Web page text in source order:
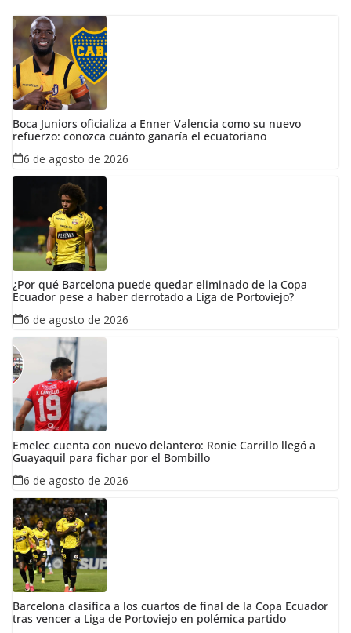
Boca Juniors oficializa a Enner Valencia como su nuevo
refuerzo: conozca cuánto ganaría el ecuatoriano
6 de agosto de 2026
¿Por qué Barcelona puede quedar eliminado de la Copa
Ecuador pese a haber derrotado a Liga de Portoviejo?
6 de agosto de 2026
Emelec cuenta con nuevo delantero: Ronie Carrillo llegó a
Guayaquil para fichar por el Bombillo
6 de agosto de 2026
Barcelona clasifica a los cuartos de final de la Copa Ecuador
tras vencer a Liga de Portoviejo en polémica partido